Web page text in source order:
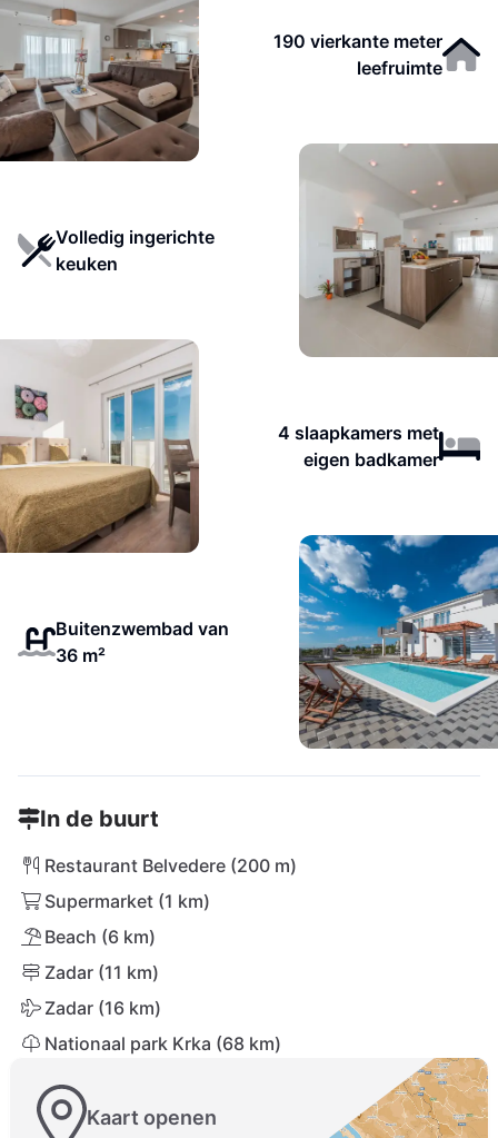
190 vierkante meter
leefruimte
Volledig ingerichte
keuken
4 slaapkamers met
eigen badkamer
Buitenzwembad van
36 m²
In de buurt
Restaurant Belvedere (200 m)
Supermarket (1 km)
Beach (6 km)
Zadar (11 km)
Zadar (16 km)
Nationaal park Krka (68 km)
Kaart openen